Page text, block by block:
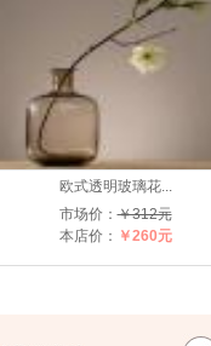
欧式透明玻璃花...
市场价：￥312元
本店价： ￥260元